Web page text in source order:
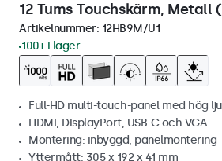
12 Tums Touchskärm, Metall
Artikelnummer: 12HB9M/U1
100+ i lager
Full-HD multi-touch-panel med hög
HDMI, DisplayPort, USB-C och VGA
Montering: inbyggd, panelmontering
Yttermått: 305 x 192 x 41 mm